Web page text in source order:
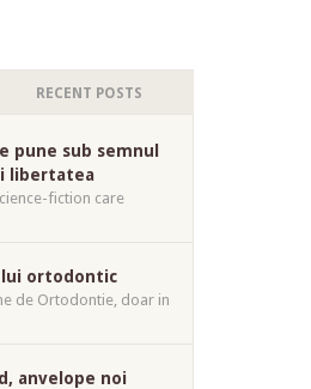
RECENT POSTS
pune sub semnul
libertatea
fiction care
ortodontic
de Ortodontie, doar in
anvelope noi